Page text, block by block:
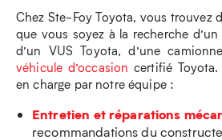
Chez Ste-Foy Toyota, vous trouvez
que vous soyez à la recherche d’un
d’un VUS Toyota, d’une
véhicule d’occasion certifié
en charge par notre équipe :
Entretien et réparations
recommandations du